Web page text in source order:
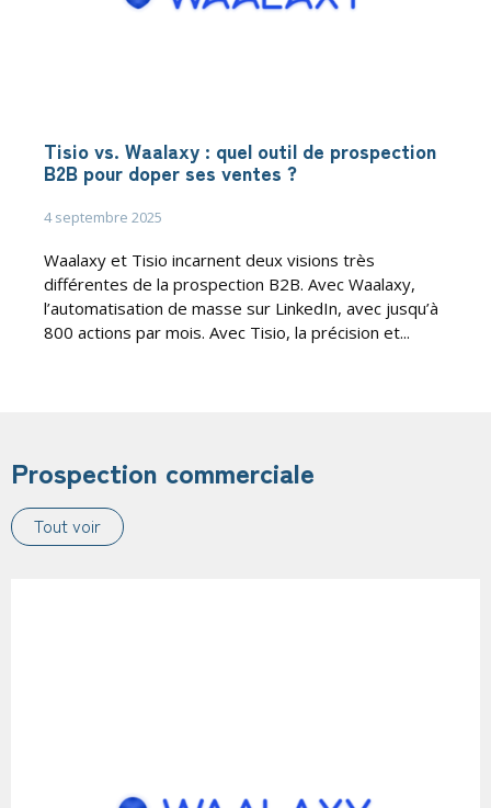
Tisio vs. Waalaxy : quel outil de prospection
B2B pour doper ses ventes ?
4 septembre 2025
Waalaxy et Tisio incarnent deux visions très
différentes de la prospection B2B. Avec Waalaxy,
l’automatisation de masse sur LinkedIn, avec jusqu’à
800 actions par mois. Avec Tisio, la précision et...
Prospection commerciale
Tout voir